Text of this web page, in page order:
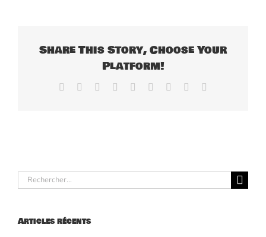
Share This Story, Choose Your
Platform!
Facebook Reddit LinkedInWhatsApp
TumblrPinterest
Rechercher:
Articles récents